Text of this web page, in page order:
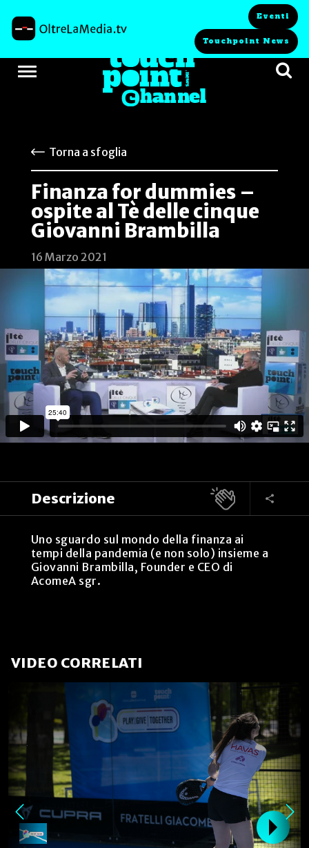
Eventi
Touchpoint News
Torna a sfoglia
Finanza for dummies –
ospite al Tè delle cinque
Giovanni Brambilla
16 Marzo 2021
Descrizione
Uno sguardo sul mondo della finanza ai
tempi della pandemia (e non solo) insieme a
Giovanni Brambilla, Founder e CEO di
AcomeA sgr.
VIDEO CORRELATI